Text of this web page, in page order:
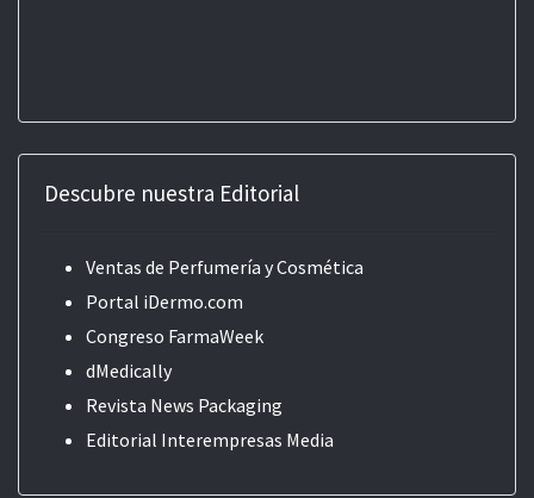
Descubre nuestra Editorial
Ventas de Perfumería y Cosmética
Portal iDermo.com
Congreso FarmaWeek
dMedically
Revista News Packaging
Editorial Interempresas Media